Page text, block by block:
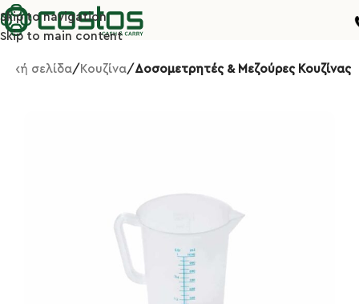
Skip to navigation
Skip to main content
σελίδα Κουζίνα Δοσομετρητές & Μεζούρες Κουζίνας